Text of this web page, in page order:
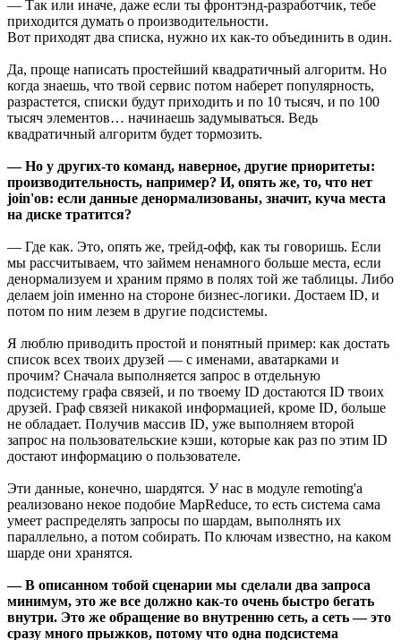
— Так или иначе, даже если ты фронтэнд-разработчик, тебе
приходится думать о производительности.
Вот приходят два списка, нужно их как-то объединить в один.
Да, проще написать простейший квадратичный алгоритм. Но
когда знаешь, что твой сервис потом наберет популярность,
разрастется, списки будут приходить и по 10 тысяч, и по 100
тысяч элементов… начинаешь задумываться. Ведь
квадратичный алгоритм будет тормозить.
— Но у других-то команд, наверное, другие приоритеты:
производительность, например? И, опять же, то, что нет
join'ов: если данные денормализованы, значит, куча места
на диске тратится?
— Где как. Это, опять же, трейд-офф, как ты говоришь. Если
мы рассчитываем, что займем ненамного больше места, если
денормализуем и храним прямо в полях той же таблицы. Либо
делаем join именно на стороне бизнес-логики. Достаем ID, и
потом по ним лезем в другие подсистемы.
Я люблю приводить простой и понятный пример: как достать
список всех твоих друзей — с именами, аватарками и
прочим? Сначала выполняется запрос в отдельную
подсистему графа связей, и по твоему ID достаются ID твоих
друзей. Граф связей никакой информацией, кроме ID, больше
не обладает. Получив массив ID, уже выполняем второй
запрос на пользовательские кэши, которые как раз по этим ID
достают информацию о пользователе.
Эти данные, конечно, шардятся. У нас в модуле remoting'а
реализовано некое подобие MapReduce, то есть система сама
умеет распределять запросы по шардам, выполнять их
параллельно, а потом собирать. По ключам известно, на каком
шарде они хранятся.
— В описанном тобой сценарии мы сделали два запроса
минимум, это же все должно как-то очень быстро бегать
внутри. Это же обращение во внутренню сеть, а сеть — это
сразу много прыжков, потому что одна подсистема